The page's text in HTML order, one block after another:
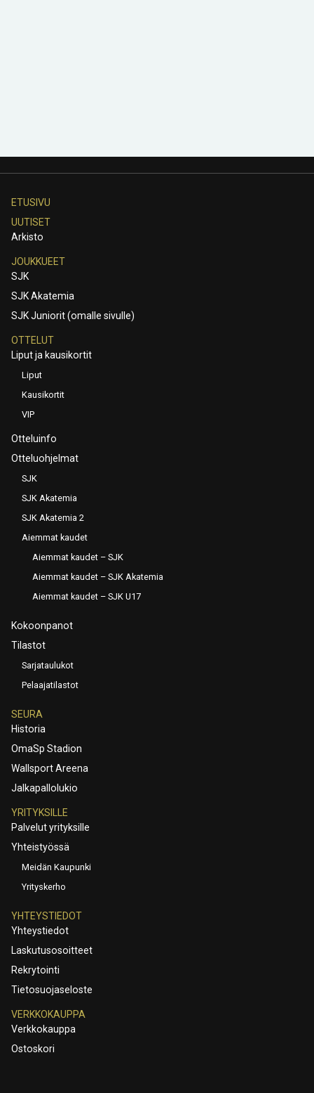
ETUSIVU
UUTISET
Arkisto
JOUKKUEET
SJK
SJK Akatemia
SJK Juniorit (omalle sivulle)
OTTELUT
Liput ja kausikortit
Liput
Kausikortit
VIP
Otteluinfo
Otteluohjelmat
SJK
SJK Akatemia
SJK Akatemia 2
Aiemmat kaudet
Aiemmat kaudet – SJK
Aiemmat kaudet – SJK Akatemia
Aiemmat kaudet – SJK U17
Kokoonpanot
Tilastot
Sarjataulukot
Pelaajatilastot
SEURA
Historia
OmaSp Stadion
Wallsport Areena
Jalkapallolukio
YRITYKSILLE
Palvelut yrityksille
Yhteistyössä
Meidän Kaupunki
Yrityskerho
YHTEYSTIEDOT
Yhteystiedot
Laskutusosoitteet
Rekrytointi
Tietosuojaseloste
VERKKOKAUPPA
Verkkokauppa
Ostoskori